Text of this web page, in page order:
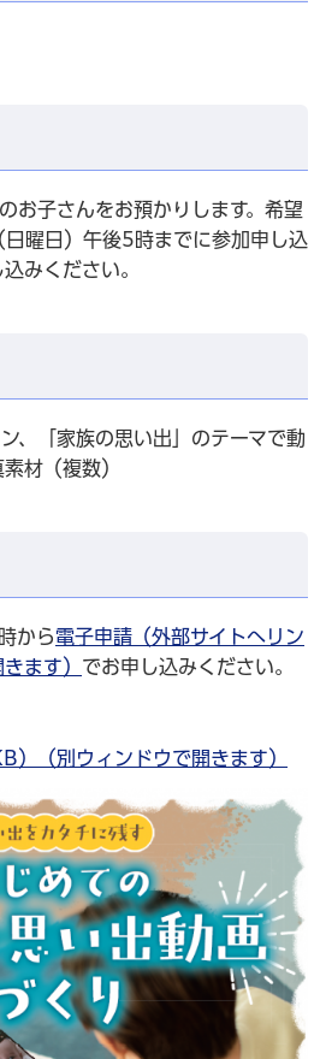
お子さんをお預かりします。希望
曜日）午後5時までに参加申し込
みください。
、「家族の思い出」のテーマで動
材（複数）
から電子申請（外部サイトへリン
ます） でお申し込みください。
（別ウィンドウで開きます）